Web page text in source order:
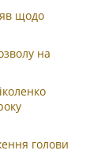
щодо
на
голови